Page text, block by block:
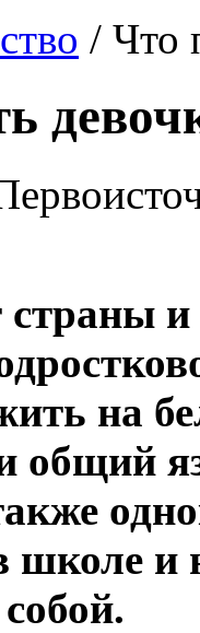
/ Что
страны
на
общий
школе и